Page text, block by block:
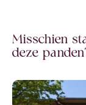
Misschien
deze